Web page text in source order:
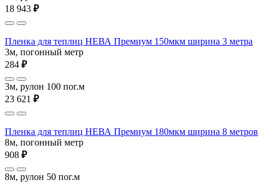
18 943 ₽
Пленка для теплиц НЕВА Премиум 150мкм ширина 3 метра
3м, погонный метр
284 ₽
3м, рулон 100 пог.м
23 621 ₽
Пленка для теплиц НЕВА Премиум 180мкм ширина 8 метров
8м, погонный метр
908 ₽
8м, рулон 50 пог.м